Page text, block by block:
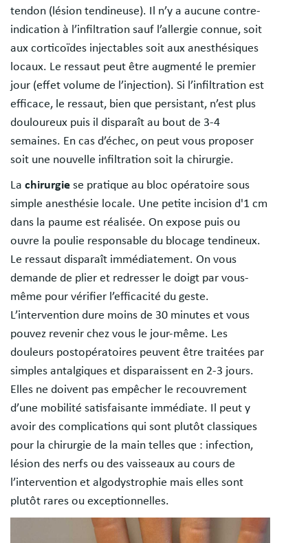
tendon (lésion tendineuse). Il n’y a aucune contre-
indication à l’infiltration sauf l’allergie connue, soit
aux corticoïdes injectables soit aux anesthésiques
locaux. Le ressaut peut être augmenté le premier
jour (effet volume de l’injection). Si l’infiltration est
efficace, le ressaut, bien que persistant, n’est plus
douloureux puis il disparaît au bout de 3-4
semaines. En cas d’échec, on peut vous proposer
soit une nouvelle infiltration soit la chirurgie.
La chirurgie se pratique au bloc opératoire sous
simple anesthésie locale. Une petite incision d'1 cm
dans la paume est réalisée. On expose puis ou
ouvre la poulie responsable du blocage tendineux.
Le ressaut disparaît immédiatement. On vous
demande de plier et redresser le doigt par vous-
même pour vérifier l’efficacité du geste.
L’intervention dure moins de 30 minutes et vous
pouvez revenir chez vous le jour-même. Les
douleurs postopératoires peuvent être traitées par
simples antalgiques et disparaissent en 2-3 jours.
Elles ne doivent pas empêcher le recouvrement
d’une mobilité satisfaisante immédiate. Il peut y
avoir des complications qui sont plutôt classiques
pour la chirurgie de la main telles que : infection,
lésion des nerfs ou des vaisseaux au cours de
l’intervention et algodystrophie mais elles sont
plutôt rares ou exceptionnelles.